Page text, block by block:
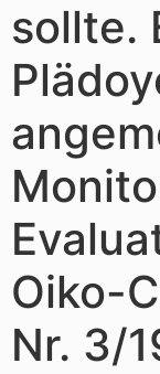
sollte.
Oiko-
Nr. 3/